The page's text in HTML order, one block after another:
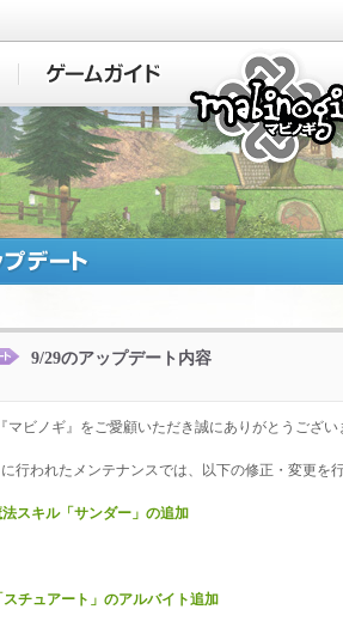
9/29のアップデート内容
マビノギ』をご愛顧いただき誠にありがとうござい
行われたメンテナンスでは、以下の修正・変更を行
スキル「サンダー」の追加
スチュアート」のアルバイト追加